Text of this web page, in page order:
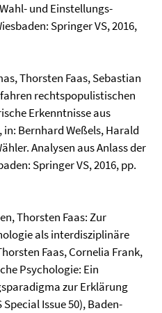
und Einstellungs­
Springer VS, 2016,
Thorsten Faas, Sebastian
rechts­populistischen
Erkenntnisse aus
Bernhard Weßels, Harald
Analysen aus Anlass der
Springer VS, 2016, pp.
Thorsten Faas: Zur
als inter­disziplinäre
Faas, Cornelia Frank,
Psychologie: Ein
zur Erklärung
Issue 50), Baden-